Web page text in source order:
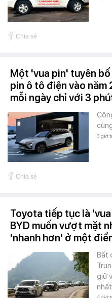
Chia sẻ
Một 'vua pin' tuyên
pin ô tô điện vào năm
mỗi ngày chỉ với 3
3 giờ
Chia sẻ
Toyota tiếp tục là
BYD muốn vượt mặt
'nhanh hơn' ở một
Bất
giữ